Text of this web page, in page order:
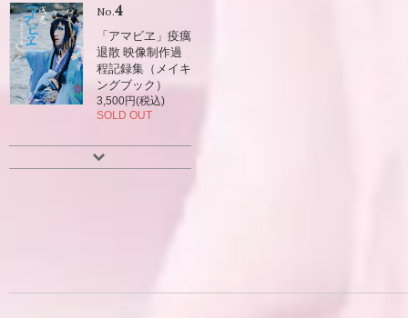
No.4
「アマビヱ」疫癘
退散 映像制作過
程記録集（メイキ
ングブック）
3,500円(税込)
SOLD OUT